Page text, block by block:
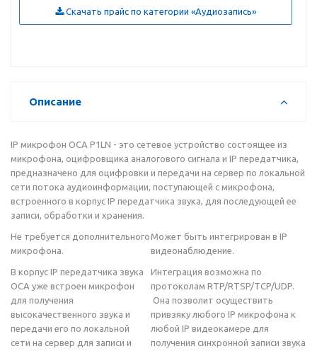
Скачать прайс по категории «Аудиозапись»
Описание
IP микрофон ОСА P1LN - это сетевое устройство состоящее из
микрофона, оцифровщика аналогового сигнала и IP передатчика,
предназначено для оцифровки и передачи на сервер по локальной
сети потока аудиоинформации, поступающей с микрофона,
встроенного в корпус IP передатчика звука, для последующей ее
записи, обработки и хранения.
Не требуется дополнительного
микрофона.
В корпус IP передатчика звука
ОСА уже встроен микрофон
для получения
высокачественного звука и
передачи его по локальной
сети на сервер для записи и
Может быть интегрирован в IP
видеонаблюдение.
Интеграция возможна по
протоколам RTP/RTSP/TCP/UDP.
Она позволит осуществить
привзяку любого IP микрофона к
любой IP видеокамере для
получения синхронной записи звука